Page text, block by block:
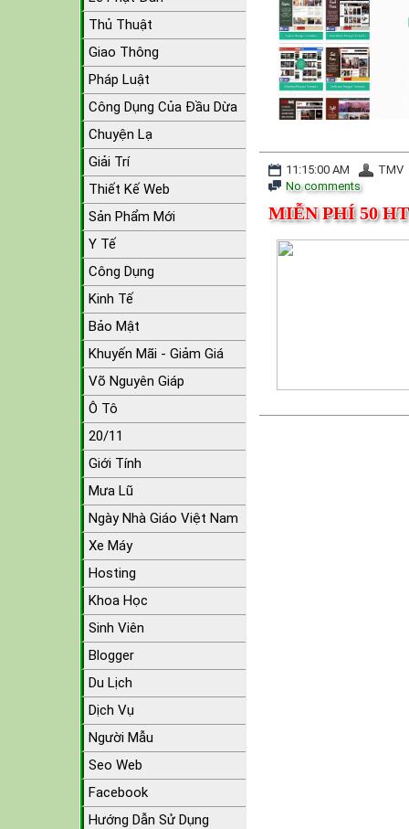
11:15:00 AM
TMV
No comments
MIỄN PHÍ 50
Thủ Thuật
Giao Thông
Pháp Luật
Công Dụng Của Đầu Dừa
Chuyện Lạ
Giải Trí
Thiết Kế Web
Sản Phẩm Mới
Y Tế
Công Dụng
Kinh Tế
Bảo Mật
Khuyến Mãi - Giảm Giá
Võ Nguyên Giáp
Ô Tô
20/11
Giới Tính
Mưa Lũ
Ngày Nhà Giáo Việt Nam
Xe Máy
Hosting
Khoa Học
Sinh Viên
Blogger
Du Lịch
Dịch Vụ
Người Mẫu
Seo Web
Facebook
Hướng Dẫn Sử Dụng